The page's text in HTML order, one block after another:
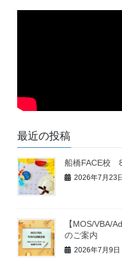
最近の投稿
船橋FACE校
2026年7月23
【MOS/VBA/
のご案内
2026年7月9日